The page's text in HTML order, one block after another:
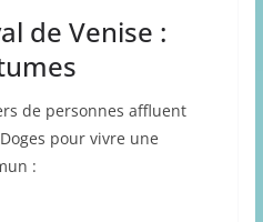
de Venise :
de personnes affluent
pour vivre une
: